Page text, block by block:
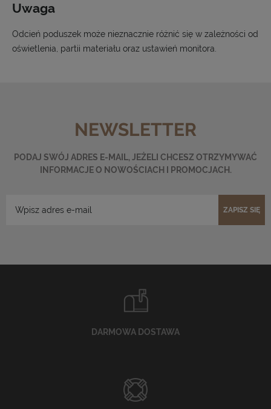
Uwaga
Odcień poduszek może nieznacznie różnić się w zależności od
oświetlenia, partii materiału oraz ustawień monitora.
NEWSLETTER
PODAJ SWÓJ ADRES E-MAIL, JEŻELI CHCESZ OTRZYMYWAĆ
INFORMACJE O NOWOŚCIACH I PROMOCJACH.
ZAPISZ SIĘ
DARMOWA DOSTAWA